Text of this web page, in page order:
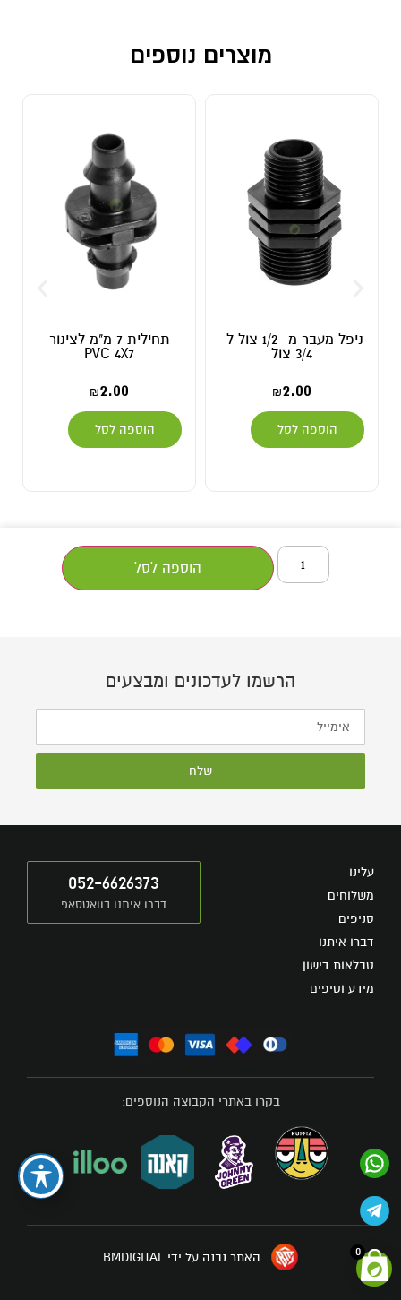
מוצרים נוספים
ניפל מעבר מ- 1/2 צול ל-
3/4 צול
₪2.00
הוספה לסל
תחילית 7 מ"מ לצינור
PVC 4X7
₪2.00
הוספה לסל
הוספה לסל
הרשמו לעדכונים ומבצעים
שלח
עלינו
משלוחים
סניפים
דברו איתנו
טבלאות דישון
מידע וטיפים
052-6626373
דברו איתנו בוואטסאפ
בקרו באתרי הקבוצה הנוספים:
האתר נבנה על ידי BMDIGITAL 0